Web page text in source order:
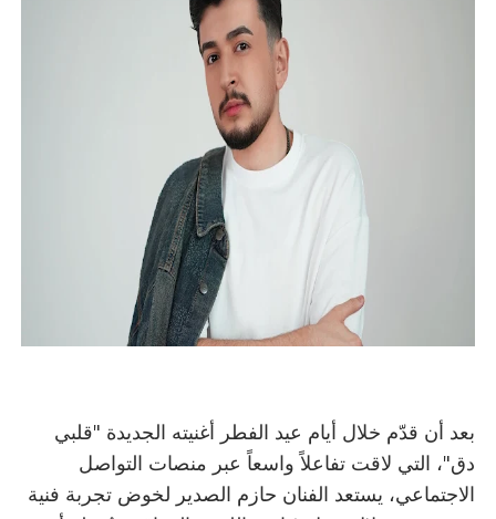
بعد أن قدّم خلال أيام عيد الفطر أغنيته الجديدة "قلبي
دق"، التي لاقت تفاعلاً واسعاً عبر منصات التواصل
الاجتماعي، يستعد الفنان حازم الصدير لخوض تجربة فنية